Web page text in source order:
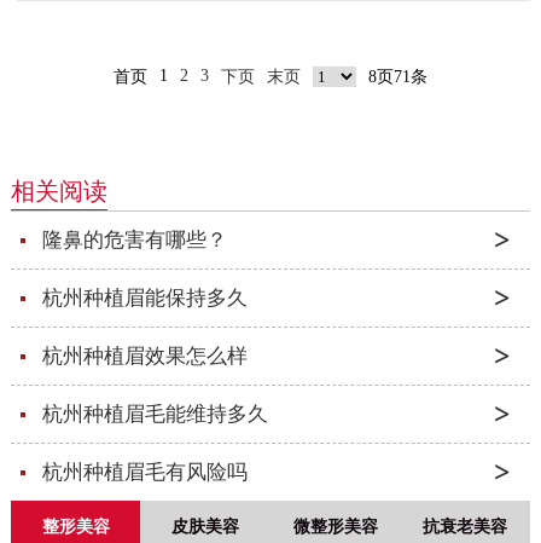
首页 1 2 3 下页 末页 8页71条
相关阅读
隆鼻的危害有哪些？
杭州种植眉能保持多久
杭州种植眉效果怎么样
杭州种植眉毛能维持多久
杭州种植眉毛有风险吗
整形美容 皮肤美容 微整形美容 抗衰老美容